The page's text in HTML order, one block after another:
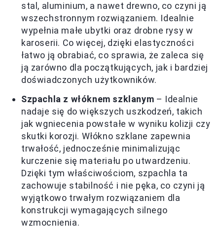
stal, aluminium, a nawet drewno, co czyni ją
wszechstronnym rozwiązaniem. Idealnie
wypełnia małe ubytki oraz drobne rysy w
karoserii. Co więcej, dzięki elastyczności
łatwo ją obrabiać, co sprawia, że zaleca się
ją zarówno dla początkujących, jak i bardziej
doświadczonych użytkowników.
Szpachla z włóknem szklanym – Idealnie
nadaje się do większych uszkodzeń, takich
jak wgniecenia powstałe w wyniku kolizji czy
skutki korozji. Włókno szklane zapewnia
trwałość, jednocześnie minimalizując
kurczenie się materiału po utwardzeniu.
Dzięki tym właściwościom, szpachla ta
zachowuje stabilność i nie pęka, co czyni ją
wyjątkowo trwałym rozwiązaniem dla
konstrukcji wymagających silnego
wzmocnienia.